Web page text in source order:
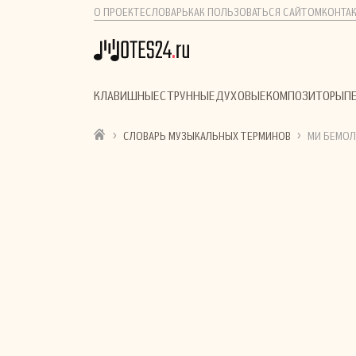
О ПРОЕКТЕСЛОВАРЬ КАК ПОЛЬЗОВАТЬСЯ САЙТОМ
КЛАВИШНЫЕСТРУННЫЕДУХОВЫЕКОМПОЗИТОРЫ
› СЛОВАРЬ МУЗЫКАЛЬНЫХ ТЕРМИНОВ › МИ